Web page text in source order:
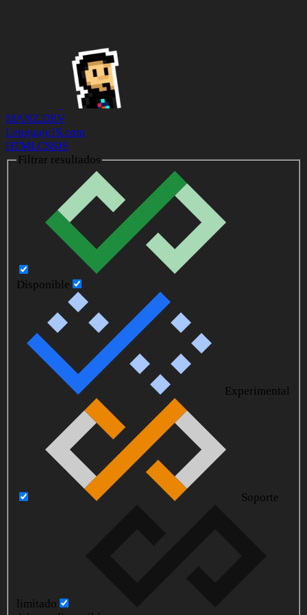
MANZ.DEV
LenguajeJS.com
HTMLCSSJS
Filtrar resultados
Disponible
Experimental
Soporte
limitado